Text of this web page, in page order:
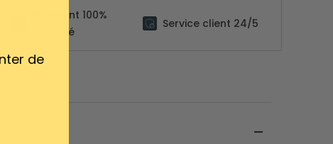
Paiement 100%
sécurisé
Service client 24/5
de